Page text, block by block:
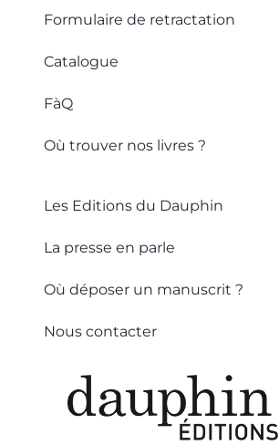
Formulaire de retractation
Catalogue
FàQ
Où trouver nos livres ?
Les Editions du Dauphin
La presse en parle
Où déposer un manuscrit ?
Nous contacter